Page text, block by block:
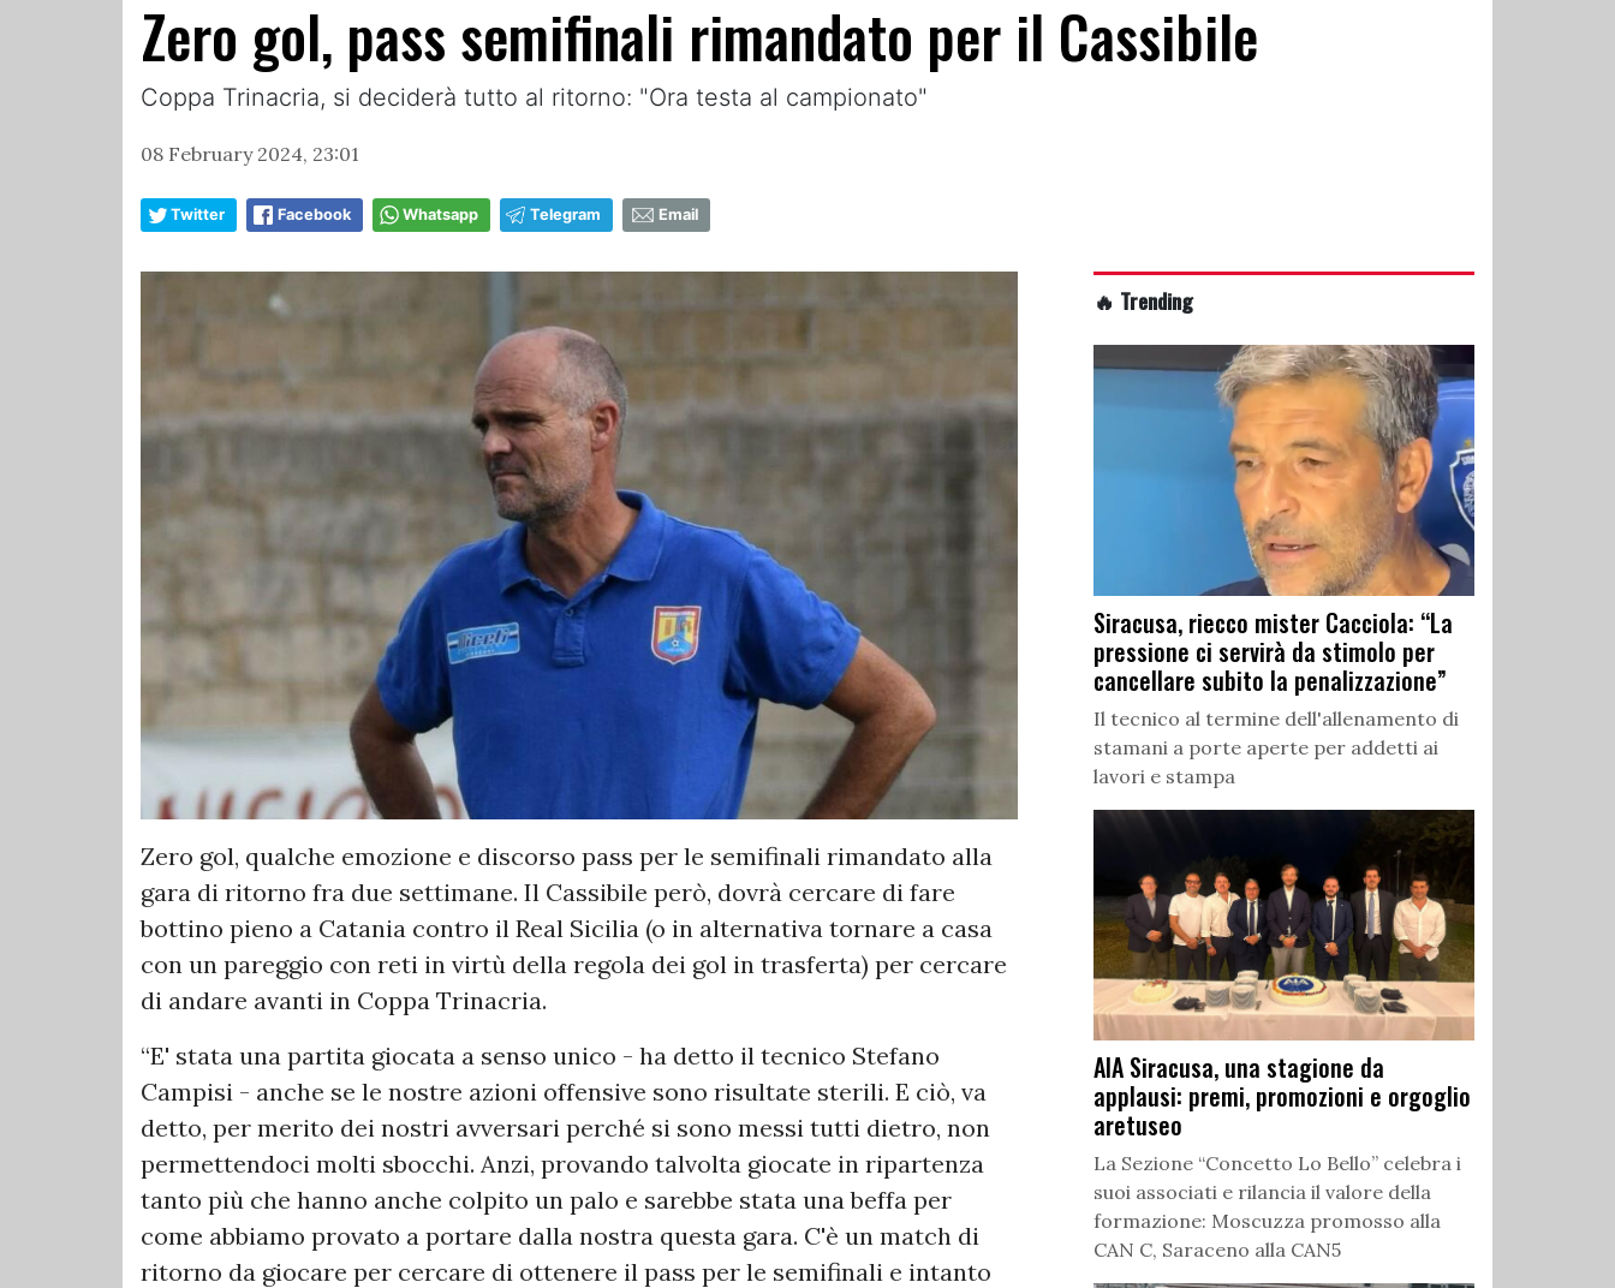
Zero gol, pass semifinali rimandato per il Cassibile
Coppa Trinacria, si deciderà tutto al ritorno: "Ora testa al campionato"
08 February 2024, 23:01
Twitter Facebook Whatsapp Telegram Email
Zero gol, qualche emozione e discorso pass per le semifinali rimandato alla
gara di ritorno fra due settimane. Il Cassibile però, dovrà cercare di fare
bottino pieno a Catania contro il Real Sicilia (o in alternativa tornare a casa
con un pareggio con reti in virtù della regola dei gol in trasferta) per cercare
di andare avanti in Coppa Trinacria.
“E' stata una partita giocata a senso unico - ha detto il tecnico Stefano
Campisi - anche se le nostre azioni offensive sono risultate sterili. E ciò, va
detto, per merito dei nostri avversari perché si sono messi tutti dietro, non
permettendoci molti sbocchi. Anzi, provando talvolta giocate in ripartenza
tanto più che hanno anche colpito un palo e sarebbe stata una beffa per
come abbiamo provato a portare dalla nostra questa gara. C'è un match di
ritorno da giocare per cercare di ottenere il pass per le semifinali e intanto
🔥 Trending
Siracusa, riecco mister Cacciola: “La
pressione ci servirà da stimolo per
cancellare subito la penalizzazione”
Il tecnico al termine dell'allenamento di
stamani a porte aperte per addetti ai
lavori e stampa
AIA Siracusa, una stagione da
applausi: premi, promozioni e orgoglio
aretuseo
La Sezione “Concetto Lo Bello” celebra i
suoi associati e rilancia il valore della
formazione: Moscuzza promosso alla
CAN C, Saraceno alla CAN5